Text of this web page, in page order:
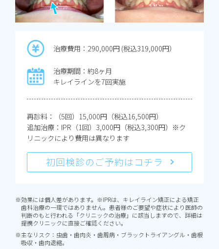
治療費用：290,000円 (税込319,000円）
治療期間：約8ヶ月
キレイラインを7回実施
再診料：（5回）15,000円（税込16,500円）
追加治療：IPR（1回）3,000円（税込3,300円）※ク
リニックにより費用は異なります
初回検診のご予約はコチラ
※効果には個人差があります。※IPRは、キレイライン矯正による矯正
歯科治療の一環ではありません。患者様のご要望や症状により医師の
判断のもと行われる「クリニックの治療」に該当しますので、詳細は
提携クリニックに直接ご確認ください。
※主なリスク：虫歯・歯肉炎・歯周病・ブラックトライアングル・歯根
吸収・歯肉退縮。